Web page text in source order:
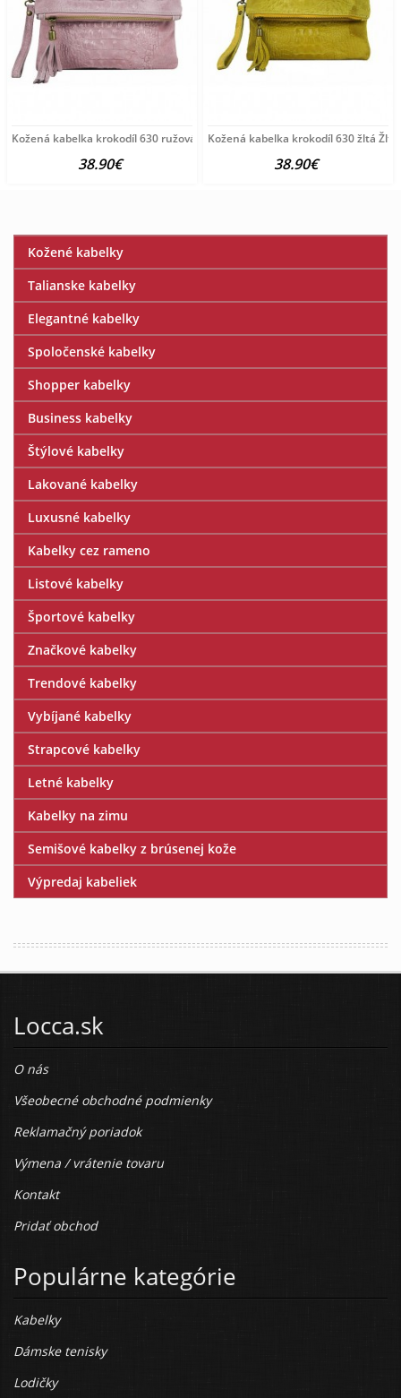
Kožená kabelka krokodíl 630 ružová Ružová
38.90€
Kožená kabelka krokodíl 630 žltá Žltá
38.90€
Kožené kabelky
Talianske kabelky
Elegantné kabelky
Spoločenské kabelky
Shopper kabelky
Business kabelky
Štýlové kabelky
Lakované kabelky
Luxusné kabelky
Kabelky cez rameno
Listové kabelky
Športové kabelky
Značkové kabelky
Trendové kabelky
Vybíjané kabelky
Strapcové kabelky
Letné kabelky
Kabelky na zimu
Semišové kabelky z brúsenej kože
Výpredaj kabeliek
Locca.sk
O nás
Všeobecné obchodné podmienky
Reklamačný poriadok
Výmena / vrátenie tovaru
Kontakt
Pridať obchod
Populárne kategórie
Kabelky
Dámske tenisky
Lodičky